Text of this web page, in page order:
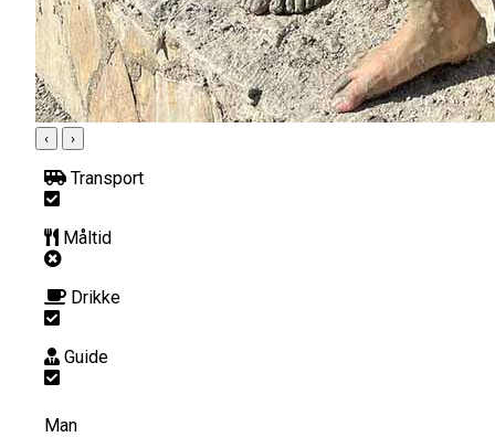
‹ ›
Transport
Måltid
Drikke
Guide
Man